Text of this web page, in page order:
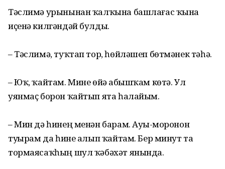
Тәслимә урынынан ҡалҡына башлағас ҡына
иҫенә килгәндәй булды.
– Тәслимә, туҡтап тор, һөйләшеп бөтмәнек тәһә.
– Юҡ, ҡайтам. Мине өйҙә абышҡам көтә. Ул
уянмаҫ борон ҡайтып ята һалайым.
– Мин дә һинең менән барам. Ауыҙ-моронон
туҙҙырам да һине алып ҡайтам. Бер минут та
тормаясаҡһың шул ҡәбәхәт янында.